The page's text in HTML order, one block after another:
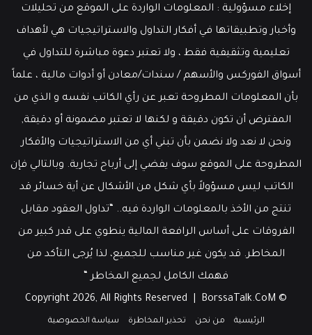
إخلاء مسؤولية : المعلومات الواردة على الموقع من تحليلات
وأخبار وتطبيقاتها في أفكار التداول والاستراتيجيات هي لأهداف
تعليمية وتثقيفية فقط ، ولا تعتبر دعوة مباشرة للتداول في
أسواق الفوركس والأسهم / سندات/معادن أو أدوات مالية ، علماً
بأن المعلومات المطروحة تعبر عن رأي الكاتب نفسه و الذي من
المفترض أن تكون دقيقة و لكنها لا تعتبر مضمونة أو دقيقة,
ونحن لا نعد ولا نضمن بأن تبني أي من الاستراتيجيات والأفكار
المطروحة على الموقع سوف يفضي إلى أرباح تجارية. وبالتالي فإن
الكاتب ليس مسؤولاً بأي شكل من الأشكال عن أية خسائر قد
تنتج من الأخذ بالمعلومات الواردة فيه.. “تداول العقود مقابل
الفروقات على أساس الرافعة المالية ينطوي على قدر كبير من
المخاطر. قد يكون غير مناسب للجميع، لذا يُرجى التأكد من
فهمك الكامل لجميع المخاطر “
© Copyright 2026, All Rights Reserved |
BorssaTalk.CoM
الرئيسية من نحن تحذير المخاطرة سياسة الخصوصية